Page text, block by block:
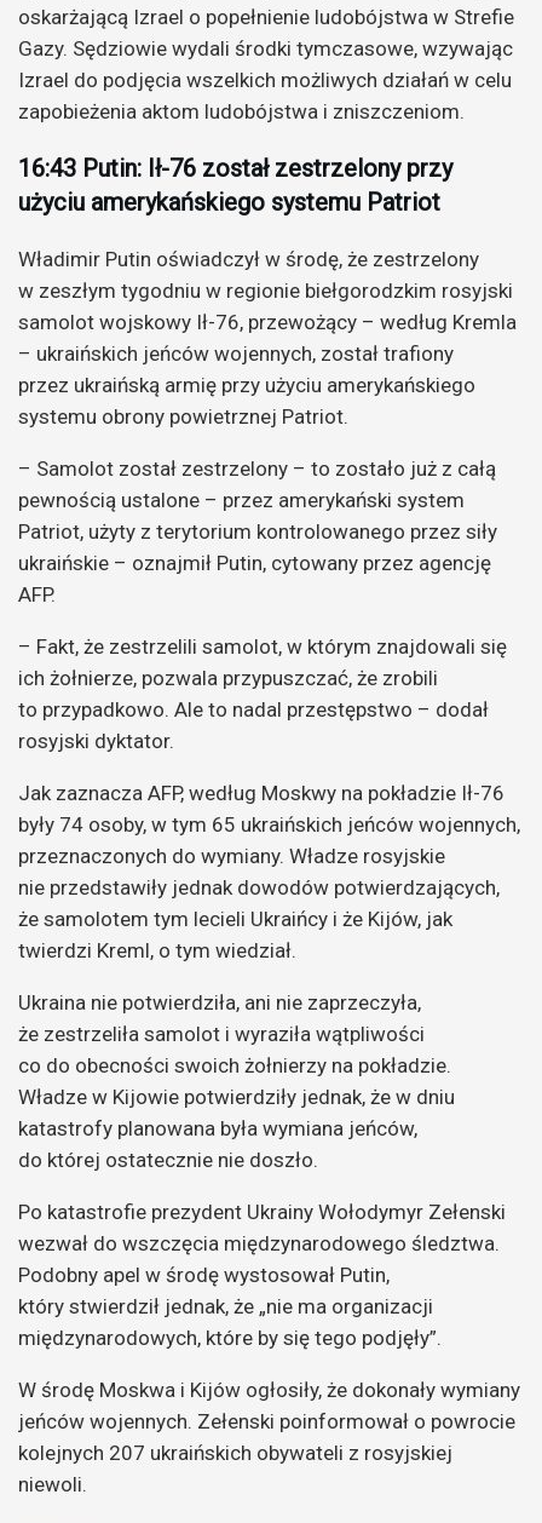
oskarżającą Izrael o popełnienie ludobójstwa w Strefie
Gazy. Sędziowie wydali środki tymczasowe, wzywając
Izrael do podjęcia wszelkich możliwych działań w celu
zapobieżenia aktom ludobójstwa i zniszczeniom.
16:43 Putin: Ił-76 został zestrzelony przy
użyciu amerykańskiego systemu Patriot
Władimir Putin oświadczył w środę, że zestrzelony
w zeszłym tygodniu w regionie biełgorodzkim rosyjski
samolot wojskowy Ił-76, przewożący – według Kremla
– ukraińskich jeńców wojennych, został trafiony
przez ukraińską armię przy użyciu amerykańskiego
systemu obrony powietrznej Patriot.
– Samolot został zestrzelony – to zostało już z całą
pewnością ustalone – przez amerykański system
Patriot, użyty z terytorium kontrolowanego przez siły
ukraińskie – oznajmił Putin, cytowany przez agencję
AFP.
– Fakt, że zestrzelili samolot, w którym znajdowali się
ich żołnierze, pozwala przypuszczać, że zrobili
to przypadkowo. Ale to nadal przestępstwo – dodał
rosyjski dyktator.
Jak zaznacza AFP, według Moskwy na pokładzie Ił-76
były 74 osoby, w tym 65 ukraińskich jeńców wojennych,
przeznaczonych do wymiany. Władze rosyjskie
nie przedstawiły jednak dowodów potwierdzających,
że samolotem tym lecieli Ukraińcy i że Kijów, jak
twierdzi Kreml, o tym wiedział.
Ukraina nie potwierdziła, ani nie zaprzeczyła,
że zestrzeliła samolot i wyraziła wątpliwości
co do obecności swoich żołnierzy na pokładzie.
Władze w Kijowie potwierdziły jednak, że w dniu
katastrofy planowana była wymiana jeńców,
do której ostatecznie nie doszło.
Po katastrofie prezydent Ukrainy Wołodymyr Zełenski
wezwał do wszczęcia międzynarodowego śledztwa.
Podobny apel w środę wystosował Putin,
który stwierdził jednak, że „nie ma organizacji
międzynarodowych, które by się tego podjęły”.
W środę Moskwa i Kijów ogłosiły, że dokonały wymiany
jeńców wojennych. Zełenski poinformował o powrocie
kolejnych 207 ukraińskich obywateli z rosyjskiej
niewoli.